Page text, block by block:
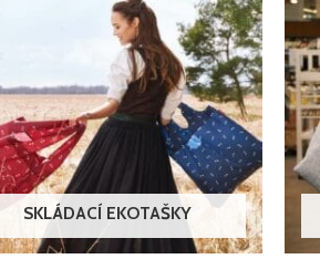
SKLÁDACÍ EKOTAŠKY